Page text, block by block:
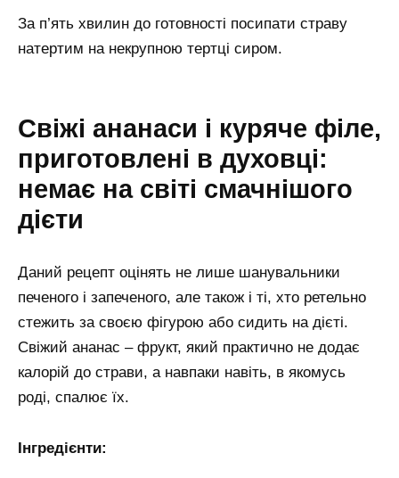
За п’ять хвилин до готовності посипати страву
натертим на некрупною тертці сиром.
Свіжі ананаси і куряче філе,
приготовлені в духовці:
немає на світі смачнішого
дієти
Даний рецепт оцінять не лише шанувальники
печеного і запеченого, але також і ті, хто ретельно
стежить за своєю фігурою або сидить на дієті.
Свіжий ананас – фрукт, який практично не додає
калорій до страви, а навпаки навіть, в якомусь
роді, спалює їх.
Інгредієнти: